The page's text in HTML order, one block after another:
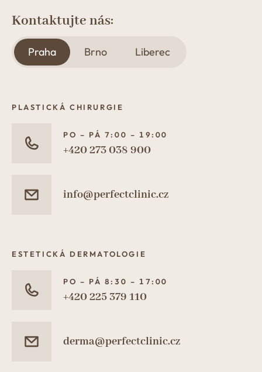
Kontaktujte nás:
Praha Brno Liberec
PLASTICKÁ CHIRURGIE
PO – PÁ 7:00 – 19:00
+420 273 038 900
info@perfectclinic.cz
ESTETICKÁ DERMATOLOGIE
PO – PÁ 8:30 – 17:00
+420 225 379 110
derma@perfectclinic.cz